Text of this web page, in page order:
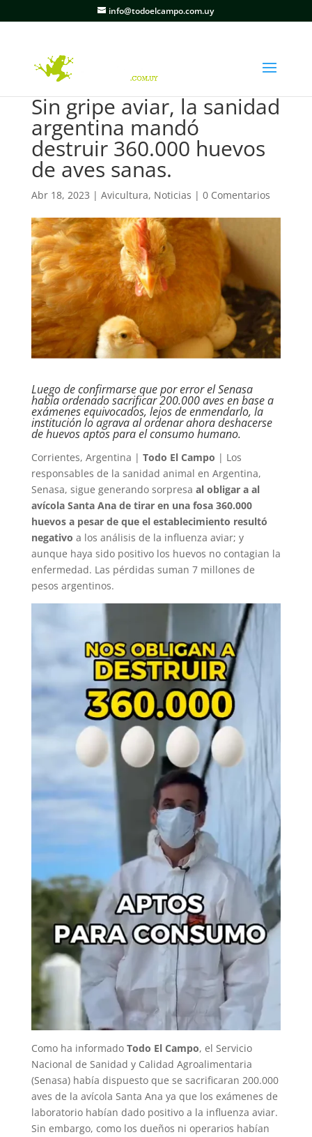
info@todoelcampo.com.uy
Sin gripe aviar, la sanidad
argentina mandó
destruir 360.000 huevos
de aves sanas.
Abr 18, 2023 | Avicultura, Noticias | 0 Comentarios
Luego de confirmarse que por error el Senasa
había ordenado sacrificar 200.000 aves en base a
exámenes equivocados, lejos de enmendarlo, la
institución lo agrava al ordenar ahora deshacerse
de huevos aptos para el consumo humano.
Corrientes, Argentina | Todo El Campo | Los
responsables de la sanidad animal en Argentina,
Senasa, sigue generando sorpresa al obligar a al
avícola Santa Ana de tirar en una fosa 360.000
huevos a pesar de que el establecimiento resultó
negativo a los análisis de la influenza aviar; y
aunque haya sido positivo los huevos no contagian la
enfermedad. Las pérdidas suman 7 millones de
pesos argentinos.
Como ha informado Todo El Campo, el Servicio
Nacional de Sanidad y Calidad Agroalimentaria
(Senasa) había dispuesto que se sacrificaran 200.000
aves de la avícola Santa Ana ya que los exámenes de
laboratorio habían dado positivo a la influenza aviar.
Sin embargo, como los dueños ni operarios habían